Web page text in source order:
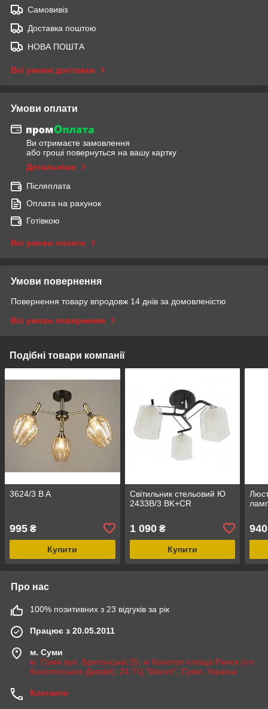
Самовивіз
Доставка поштою
НОВА ПОШТА
Всі умови доставки
Умови оплати
Ви отримаєте замовлення
або гроші повернуться на вашу картку
Детальніше
Післяплата
Оплата на рахунок
Готівкою
Всі умови оплати
Умови повернення
Повернення товару впродовж 14 днів за домовленістю
Всі умови повернення
Подібні товари компанії
3624/3 B A
995 ₴
Купити
Світильник стельовий Ю
2433B/3 BK+CR
1 090₴
Купити
940
Про нас
100% позитивних з 23 відгуків за рік
Працює з 20.05.2011
м. Суми
м. Суми вул. Британська 25, м Конотоп площа Ринок (пл.
Конотопських Дивізій), 24 ТЦ "Магніт", Суми, Україна
Контакти